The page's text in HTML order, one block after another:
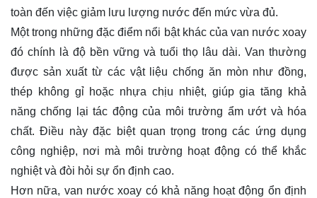
toàn đến việc giảm lưu lượng nước đến mức vừa đủ.
Một trong những đặc điểm nổi bật khác của van nước xoay
đó chính là độ bền vững và tuổi thọ lâu dài. Van thường
được sản xuất từ các vật liệu chống ăn mòn như đồng,
thép không gỉ hoặc nhựa chịu nhiệt, giúp gia tăng khả
năng chống lại tác động của môi trường ẩm ướt và hóa
chất. Điều này đặc biệt quan trọng trong các ứng dụng
công nghiệp, nơi mà môi trường hoạt động có thể khắc
nghiệt và đòi hỏi sự ổn định cao.
Hơn nữa, van nước xoay có khả năng hoạt động ổn định